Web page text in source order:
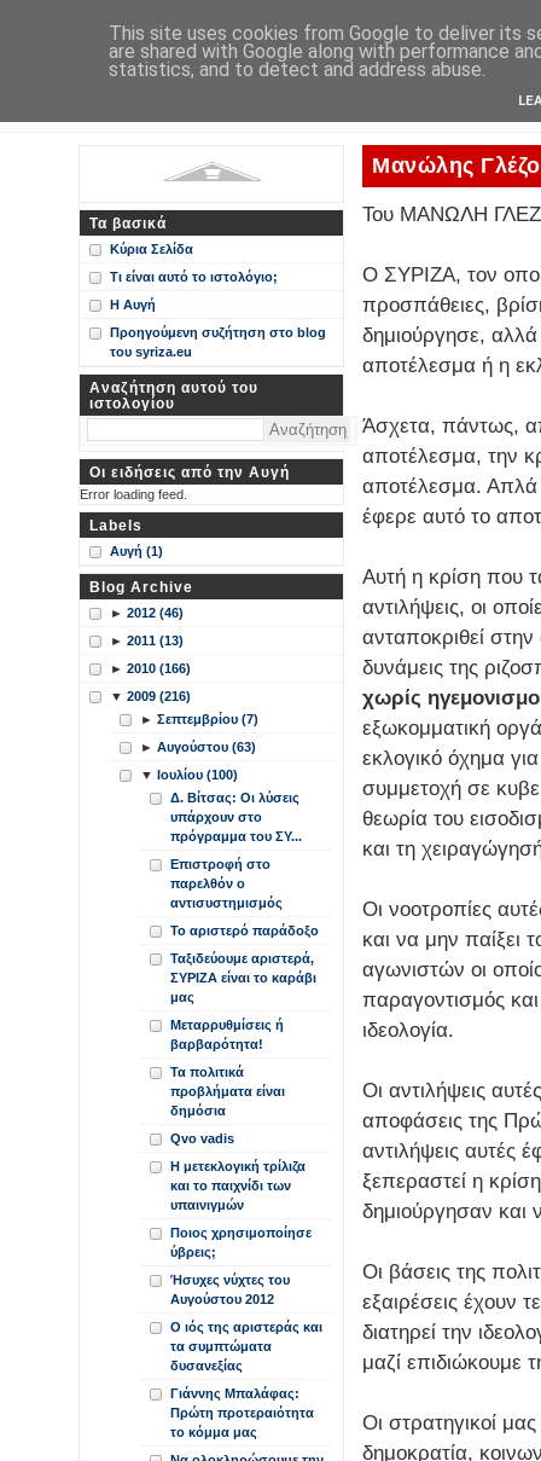
Ιστολόγιο Διαλόγου για
Περί ΣΥΝ, ΣΥΡΙΖΑ και ευρωεκλογικού αποτελέσματος:
Μανώλης
Του ΜΑΝΩΛΗ
Ο ΣΥΡΙΖΑ, τον
προσπάθειες,
δημιούργησε,
αποτέλεσμα ή η
Άσχετα, πάντως,
αποτέλεσμα, την
αποτέλεσμα. Απλά
έφερε αυτό το
Αυτή η κρίση που
αντιλήψεις, οι
ανταποκριθεί
δυνάμεις της
χωρίς
εξωκομματική
εκλογικό όχημα
συμμετοχή σε
θεωρία του
και τη
Οι νοοτροπίες
και να μην παίξει
αγωνιστών οι
παραγοντισμός
ιδεολογία.
Οι αντιλήψεις
αποφάσεις της
αντιλήψεις αυτές
ξεπεραστεί η
δημιούργησαν και
Οι βάσεις της
εξαιρέσεις έχουν
διατηρεί την
μαζί επιδιώκουμε
Οι στρατηγικοί
δημοκρατία,
Τα βασικά
Κύρια Σελίδα
Τι είναι αυτό το ιστολόγιο;
Η Αυγή
Προηγούμενη συζήτηση στο blog
του syriza.eu
Αναζήτηση αυτού του
ιστολογίου
Οι ειδήσεις από την Αυγή
Error loading feed.
Labels
Αυγή (1)
Blog Archive
► 2012 (46)
► 2011 (13)
► 2010 (166)
▼ 2009 (216)
► Σεπτεμβρίου (7)
► Αυγούστου (63)
▼ Ιουλίου (100)
Δ. Βίτσας: Οι λύσεις
υπάρχουν στο
πρόγραμμα του ΣΥ...
Επιστροφή στο
παρελθόν ο
αντισυστημισμός
Το αριστερό παράδοξο
Ταξιδεύουμε αριστερά,
ΣΥΡΙΖΑ είναι το καράβι
μας
Μεταρρυθμίσεις ή
βαρβαρότητα!
Τα πολιτικά
προβλήματα είναι
δημόσια
Qvo vadis
Η μετεκλογική τρίλιζα
και το παιχνίδι των
υπαινιγμών
Ποιος χρησιμοποίησε
ύβρεις;
Ήσυχες νύχτες του
Αυγούστου 2012
Ο ιός της αριστεράς και
τα συμπτώματα
δυσανεξίας
Γιάννης Μπαλάφας:
Πρώτη προτεραιότητα
το κόμμα μας
This site uses cookies from Google to deliver its
are shared with Google along with performance
statistics, and to detect and address abuse.